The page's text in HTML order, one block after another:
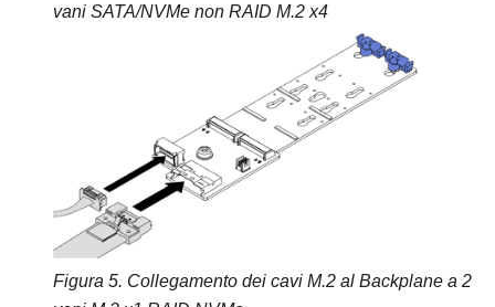
vani SATA/NVMe non RAID M.2 x4
Figura 5. Collegamento dei cavi M.2 al Backplane a 2